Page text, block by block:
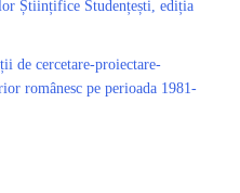
Științifice Studențești, ediția
de cercetare-proiectare-
românesc pe perioada 1981-